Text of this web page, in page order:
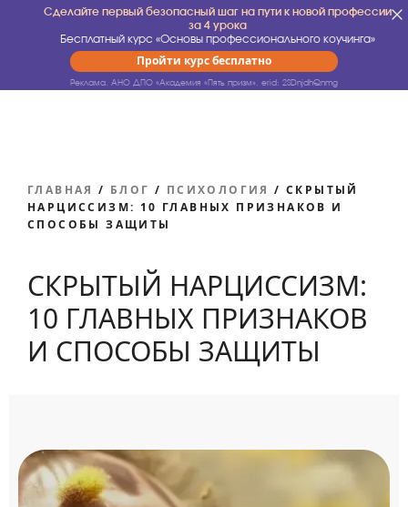
Сделайте первый безопасный шаг на пути к новой профессии
за 4 урока
Бесплатный курс «Основы профессионального коучинга»
Пройти курс бесплатно
Реклама. АНО ДПО «Академия «Пять призм». erid: 2SDnjdhQnmg
ГЛАВНАЯ / БЛОГ / ПСИХОЛОГИЯ / СКРЫТЫЙ
НАРЦИССИЗМ: 10 ГЛАВНЫХ ПРИЗНАКОВ И
СПОСОБЫ ЗАЩИТЫ
СКРЫТЫЙ НАРЦИССИЗМ:
10 ГЛАВНЫХ ПРИЗНАКОВ
И СПОСОБЫ ЗАЩИТЫ